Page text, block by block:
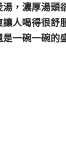
，濃厚湯頭
人喝得很舒
一碗一碗的